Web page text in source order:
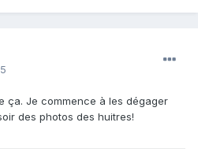
ça. Je commence à les dégager
des photos des huitres!